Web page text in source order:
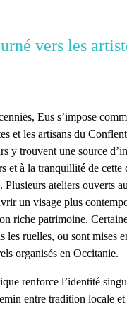
vers les
Eus s’impose
et les artisans du Conflent
y trouvent une source
et à la tranquillité de cette
. Plusieurs ateliers ouverts
un visage plus
riche patrimoine.
les ruelles, ou sont mises
organisés en Occitanie.
renforce l’identité
entre tradition locale